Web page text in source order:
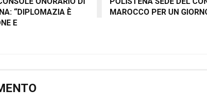
“DIPLOMAZIA È
E
MAROCCO PER UN